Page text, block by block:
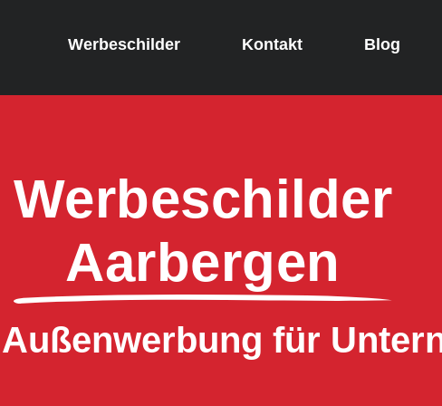
Werbeschilder Kontakt Blog
Werbeschilder
Aarbergen
für